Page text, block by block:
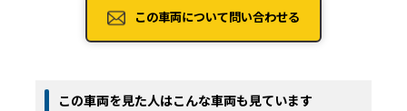
この車両について問い合わせる
この車両を見た人はこんな車両も見ています